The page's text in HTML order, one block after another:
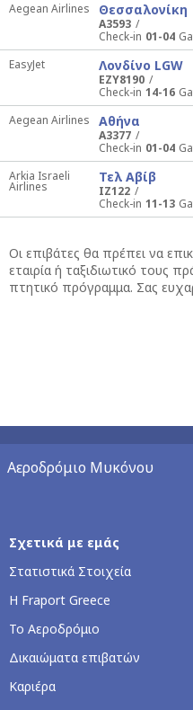
Aegean Airlines
A3593
Θεσσαλονίκη
Check-in 01-04
EasyJet
EZY8190
Λονδίνο LGW
Check-in 14-16
Aegean Airlines
A3377
Αθήνα
Check-in 01-04
Arkia Israeli
Airlines IZ122
Τελ Αβίβ
Check-in 11-13
Οι επιβάτες θα πρέπει να
εταιρία ή ταξιδιωτικό τους
πτητικό πρόγραμμα. Σας
Αεροδρόμιο Μυκόνου
Σχετικά με εμάς
Στατιστικά Στοιχεία
Η Fraport Greece
Το Αεροδρόμιο
Δικαιώματα επιβατών
Καριέρα